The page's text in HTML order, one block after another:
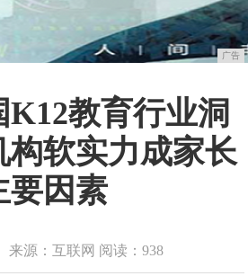
广告
K12教育行业洞
构软实力成家长
要因素
来源：互联网 阅读：938